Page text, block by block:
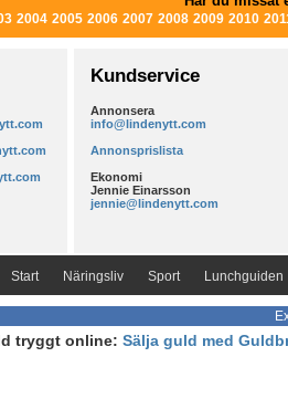
2004 2005 2006 2007 2008 2009 2010
Kundservice
Annonsera
info@lindenytt.com
Annonsprislista
Ekonomi
Jennie Einarsson
jennie@lindenytt.com
Start Näringsliv Sport Lunchguiden
tryggt online: Sälja guld med